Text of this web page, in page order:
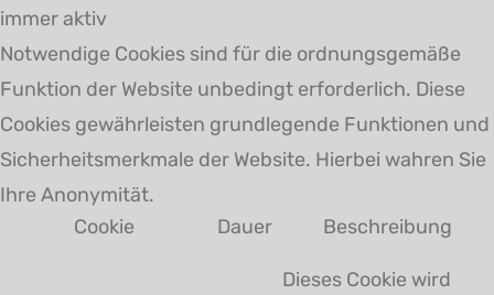
immer aktiv
Notwendige Cookies sind für die ordnungsgemäße
Funktion der Website unbedingt erforderlich. Diese
Cookies gewährleisten grundlegende Funktionen und
Sicherheitsmerkmale der Website. Hierbei wahren Sie
Ihre Anonymität.
Cookie
Dauer Beschreibung
Dieses Cookie wird